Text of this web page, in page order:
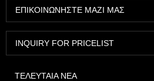
ΕΠΙΚΟΙΝΩΝΉΣΤΕ ΜΑΖΊ ΜΑΣ
INQUIRY FOR PRICELIST
ΤΕΛΕΥΤΑΊΑ ΝΈΑ